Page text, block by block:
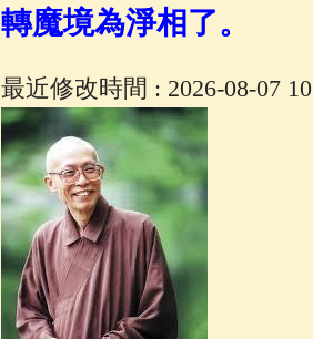
轉魔境為淨相了。
最近修改時間 : 2026-08-07